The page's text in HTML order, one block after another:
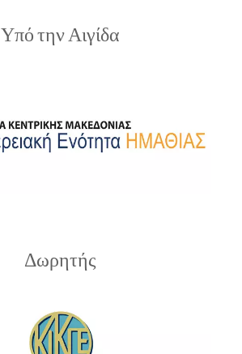
Υπό την Αιγίδα
Δωρητής